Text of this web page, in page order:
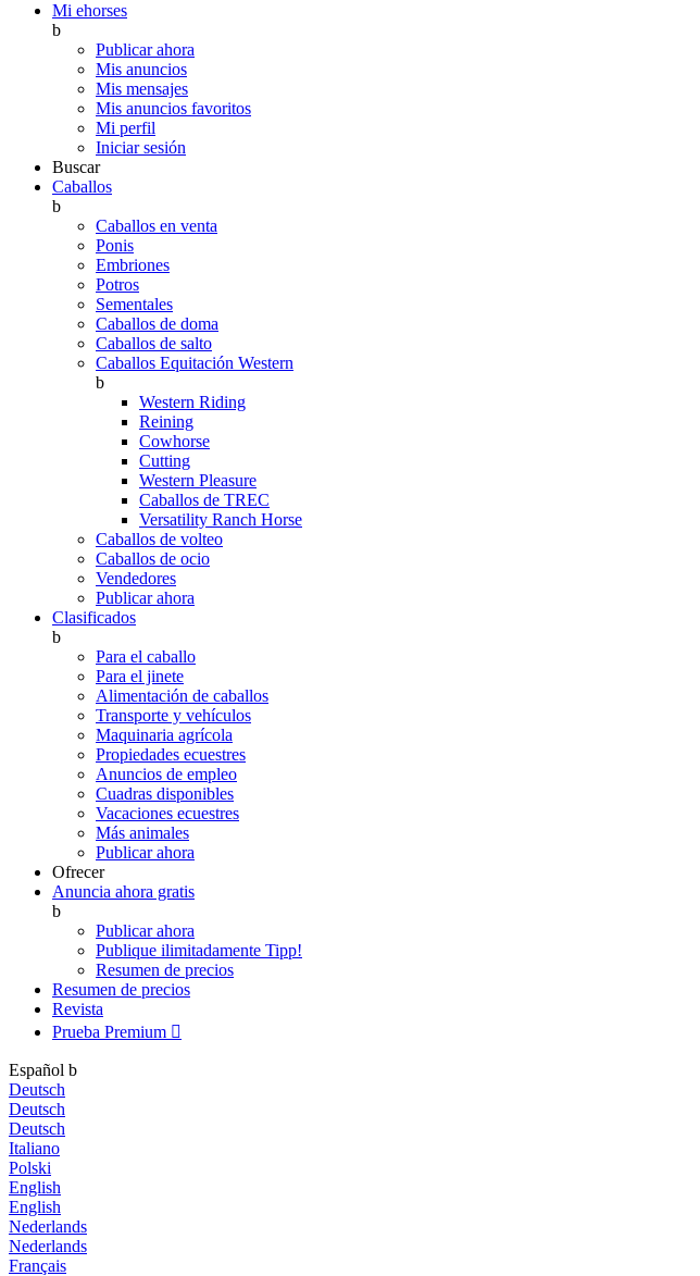
Mi ehorses
b
Publicar ahora
Mis anuncios
Mis mensajes
Mis anuncios favoritos
Mi perfil
Iniciar sesión
Buscar
Caballos
b
Caballos en venta
Ponis
Embriones
Potros
Sementales
Caballos de doma
Caballos de salto
Caballos Equitación Western
b
Western Riding
Reining
Cowhorse
Cutting
Western Pleasure
Caballos de TREC
Versatility Ranch Horse
Caballos de volteo
Caballos de ocio
Vendedores
Publicar ahora
Clasificados
b
Para el caballo
Para el jinete
Alimentación de caballos
Transporte y vehículos
Maquinaria agrícola
Propiedades ecuestres
Anuncios de empleo
Cuadras disponibles
Vacaciones ecuestres
Más animales
Publicar ahora
Ofrecer
Anuncia ahora gratis
b
Publicar ahora
Publique ilimitadamente Tipp!
Resumen de precios
Resumen de precios
Revista
Prueba Premium 
Español b
Deutsch
Deutsch
Deutsch
Italiano
Polski
English
English
Nederlands
Nederlands
Français